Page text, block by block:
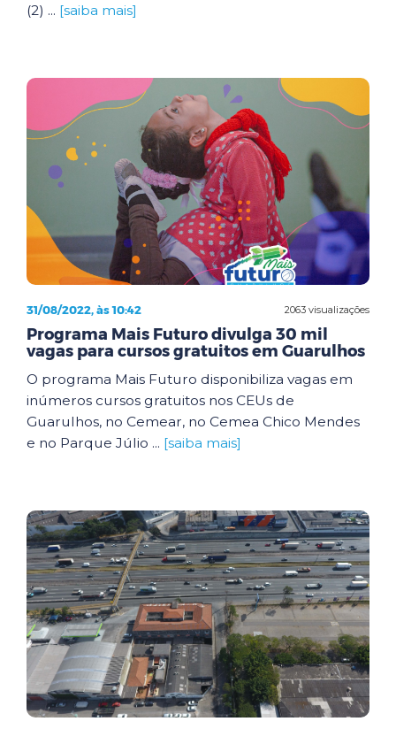
(2) ... [saiba mais]
2063 visualizações
31/08/2022, às 10:42
Programa Mais Futuro divulga 30 mil
vagas para cursos gratuitos em Guarulhos
O programa Mais Futuro disponibiliza vagas em
inúmeros cursos gratuitos nos CEUs de
Guarulhos, no Cemear, no Cemea Chico Mendes
e no Parque Júlio ... [saiba mais]